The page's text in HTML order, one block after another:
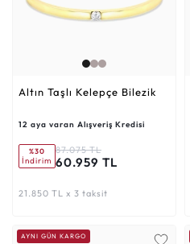
Altın Taşlı Kelepçe Bilezik
12 aya varan Alışveriş Kredisi
%30
İndirim
87.075 TL
60.959 TL
21.850 TL x 3 taksit
AYNI GÜN KARGO